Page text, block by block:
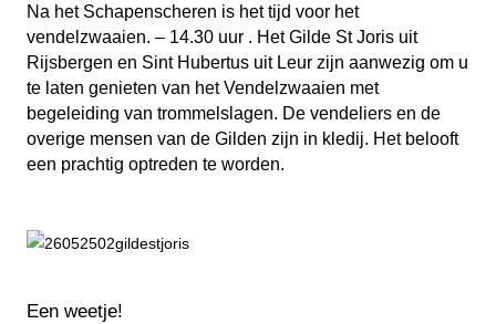
Na het Schapenscheren is het tijd voor het
vendelzwaaien. – 14.30 uur . Het Gilde St Joris uit
Rijsbergen en Sint Hubertus uit Leur zijn aanwezig om u
te laten genieten van het Vendelzwaaien met
begeleiding van trommelslagen. De vendeliers en de
overige mensen van de Gilden zijn in kledij. Het belooft
een prachtig optreden te worden.
Een weetje!